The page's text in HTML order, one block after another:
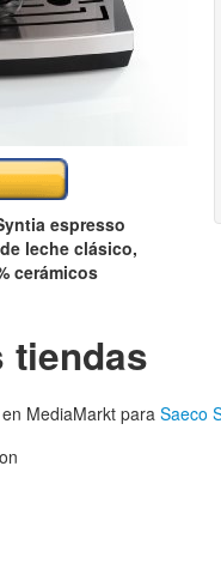
espresso
leche clásico,
cerámicos
tiendas
MediaMarkt para Saeco